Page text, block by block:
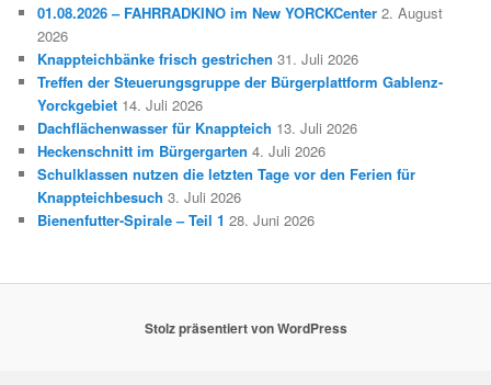
01.08.2026 – FAHRRADKINO im New YORCKCenter 2. August
2026
Knappteichbänke frisch gestrichen 31. Juli 2026
Treffen der Steuerungsgruppe der Bürgerplattform Gablenz-
Yorckgebiet 14. Juli 2026
Dachflächenwasser für Knappteich 13. Juli 2026
Heckenschnitt im Bürgergarten 4. Juli 2026
Schulklassen nutzen die letzten Tage vor den Ferien für
Knappteichbesuch 3. Juli 2026
Bienenfutter-Spirale – Teil 1 28. Juni 2026
Stolz präsentiert von WordPress